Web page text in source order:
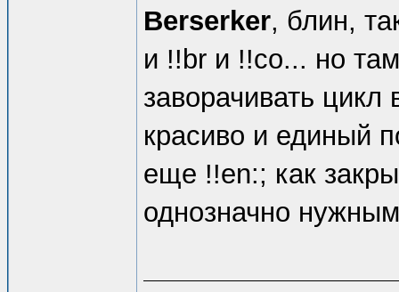
Berserker, блин,
и !!br и !!co... но
заворачивать
красиво и единый
еще !!en:; как
однозначно